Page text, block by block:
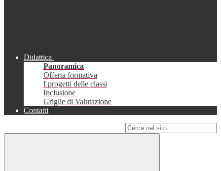
Didattica
Panoramica
Offerta formativa
I progetti delle classi
Inclusione
Griglie di Valutazione
Contatti